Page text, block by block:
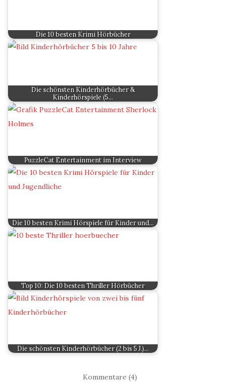
Die 10 besten Krimi Hörbücher
Die schönsten Kinderhörbücher &
Kinderhörspiele (5…
PuzzleCat Entertainment im Interview
Die 10 besten Krimi Hörspiele für Kinder und…
Top 10: Die 10 besten Thriller Hörbücher
Die schönsten Kinderhörbücher (2 bis 5 J.)…
Kommentare (4)